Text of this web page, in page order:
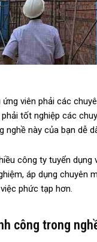
viên phải các
phải tốt nghiệp các
này của bạn dễ
công ty tuyển
áp dụng chuyên
phức tạp hơn.
công trong